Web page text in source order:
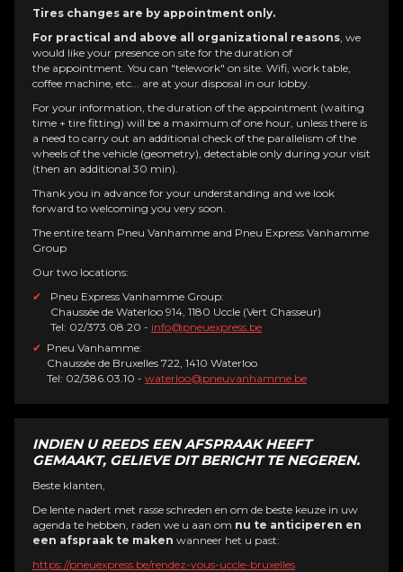
Tires changes are by appointment only.
For practical and above all organizational reasons, we
would like your presence on site for the duration of
the appointment. You can "telework" on site. Wifi, work table,
coffee machine, etc... are at your disposal in our lobby.
For your information, the duration of the appointment (waiting
time + tire fitting) will be a maximum of one hour, unless there is
a need to carry out an additional check of the parallelism of the
wheels of the vehicle (geometry), detectable only during your visit
(then an additional 30 min).
Thank you in advance for your understanding and we look
forward to welcoming you very soon.
The entire team Pneu Vanhamme and Pneu Express Vanhamme
Group
Our two locations:
Pneu Express Vanhamme Group:
Chaussée de Waterloo 914, 1180 Uccle (Vert Chasseur)
Tel: 02/373.08.20 - info@pneuexpress.be
Pneu Vanhamme:
Chaussée de Bruxelles 722, 1410 Waterloo
Tel: 02/386.03.10 - waterloo@pneuvanhamme.be
INDIEN U REEDS EEN AFSPRAAK HEEFT
GEMAAKT, GELIEVE DIT BERICHT TE NEGEREN.
Beste klanten,
De lente nadert met rasse schreden en om de beste keuze in uw
agenda te hebben, raden we u aan om nu te anticiperen en
een afspraak te maken wanneer het u past:
https://pneuexpress.be/rendez-vous-uccle-bruxelles